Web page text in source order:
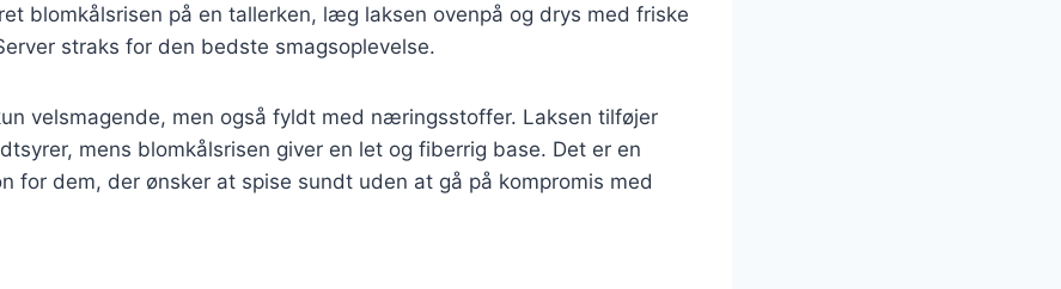
blomkålsrisen på en tallerken, læg laksen ovenpå og drys med friske
straks for den bedste smagsoplevelse.
velsmagende, men også fyldt med næringsstoffer. Laksen tilføjer
mens blomkålsrisen giver en let og fiberrig base. Det er en
for dem, der ønsker at spise sundt uden at gå på kompromis med